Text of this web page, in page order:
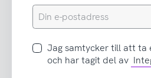
Din
e-
Jag
samtycker
Jag samtycker till att ta
och har tagit del av